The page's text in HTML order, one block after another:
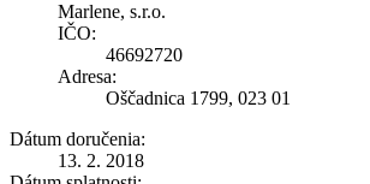
Marlene, s.r.o.
IČO:
46692720
Adresa:
Oščadnica 1799, 023 01
Dátum doručenia:
13. 2. 2018